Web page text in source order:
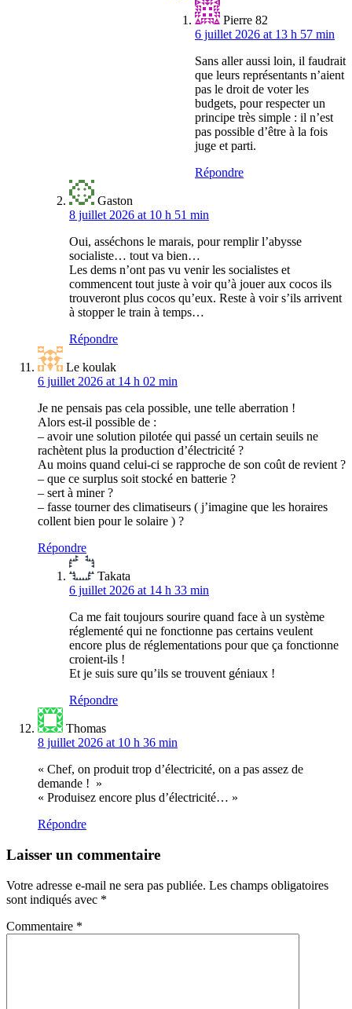
Pierre 82
6 juillet 2026 at 13 h 57 min
Sans aller aussi loin, il faudrait
que leurs représentants n’aient
pas le droit de voter les
budgets, pour respecter un
principe très simple : il n’est
pas possible d’être à la fois
juge et parti.
Répondre
Gaston
8 juillet 2026 at 10 h 51 min
Oui, asséchons le marais, pour remplir l’abysse
socialiste… tout va bien…
Les dems n’ont pas vu venir les socialistes et
commencent tout juste à voir qu’à jouer aux cocos ils
trouveront plus cocos qu’eux. Reste à voir s’ils arrivent
à stopper le train à temps…
Répondre
Le koulak
6 juillet 2026 at 14 h 02 min
Je ne pensais pas cela possible, une telle aberration !
Alors est-il possible de :
– avoir une solution pilotée qui passé un certain seuils ne
rachètent plus la production d’électricité ?
Au moins quand celui-ci se rapproche de son coût de revient ?
– que ce surplus soit stocké en batterie ?
– sert à miner ?
– fasse tourner des climatiseurs ( j’imagine que les horaires
collent bien pour le solaire ) ?
Répondre
Takata
6 juillet 2026 at 14 h 33 min
Ca me fait toujours sourire quand face à un système
réglementé qui ne fonctionne pas certains veulent
encore plus de réglementations pour que ça fonctionne
croient-ils !
Et je suis sure qu’ils se trouvent géniaux !
Répondre
Thomas
8 juillet 2026 at 10 h 36 min
« Chef, on produit trop d’électricité, on a pas assez de
demande ! »
« Produisez encore plus d’électricité… »
Répondre
Laisser un commentaire
Votre adresse e-mail ne sera pas publiée. Les champs obligatoires
sont indiqués avec *
Commentaire *